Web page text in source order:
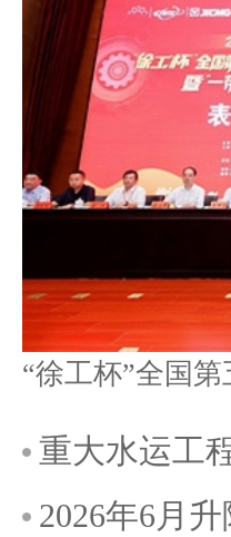
重大水运工
2026年6月